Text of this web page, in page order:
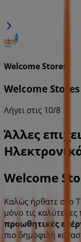
Welcome Stores
Welcome
Λήγει στις 10/8
Άλλες
Welcome
Καλώς ήρθατε στο
μόνο τις καλύτερες
προωθητικές
πιο δημοφιλή